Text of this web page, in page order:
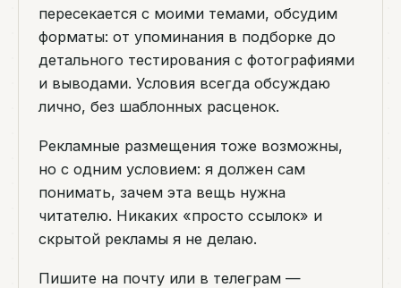
пересекается с моими темами, обсудим
форматы: от упоминания в подборке до
детального тестирования с фотографиями
и выводами. Условия всегда обсуждаю
лично, без шаблонных расценок.
Рекламные размещения тоже возможны,
но с одним условием: я должен сам
понимать, зачем эта вещь нужна
читателю. Никаких «просто ссылок» и
скрытой рекламы я не делаю.
Пишите на почту или в телеграм —